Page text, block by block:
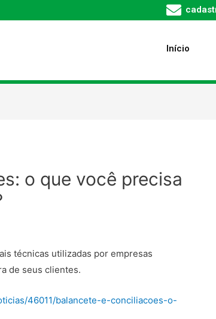
Início
o que você precisa
técnicas utilizadas por empresas
de seus clientes.
46011/balancete-e-conciliacoes-o-